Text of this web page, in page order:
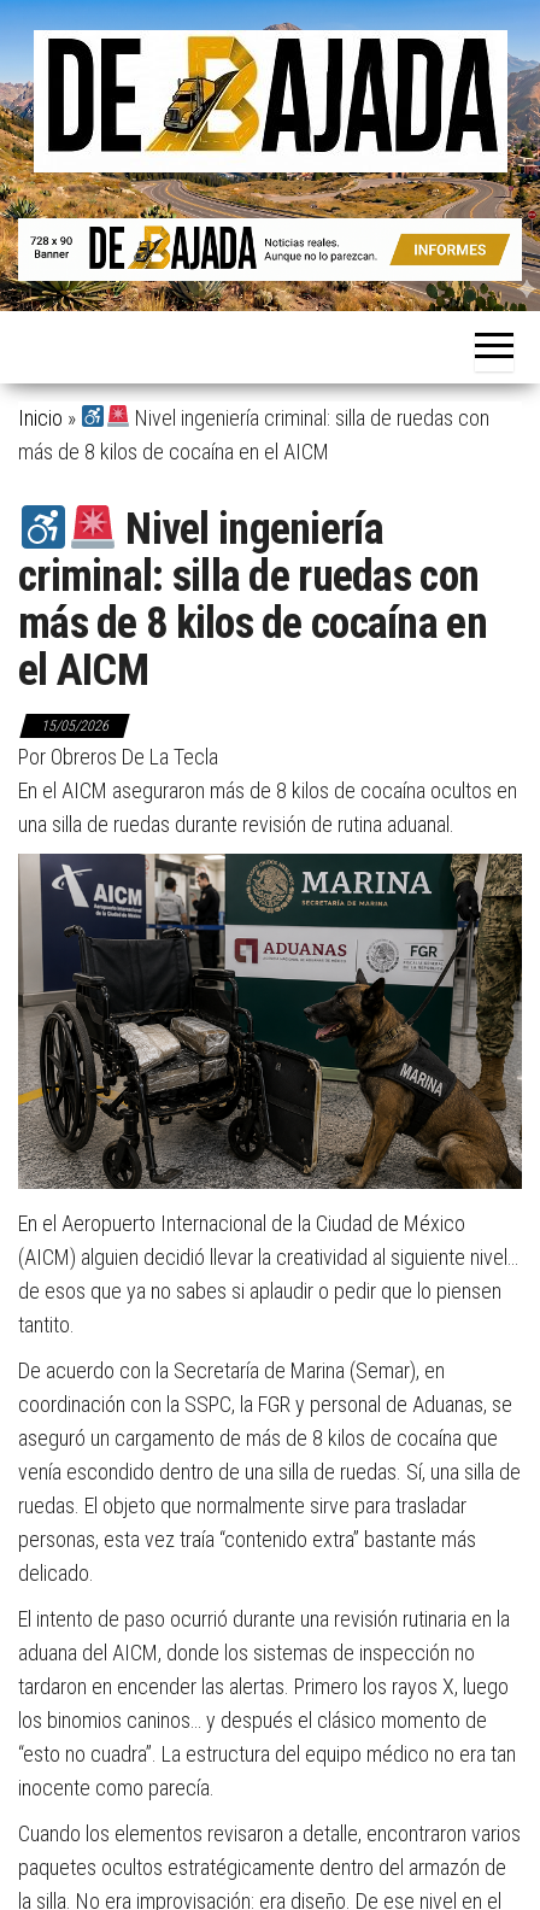
Saltar
contenido
De
Bajada
Noticias
Aunque
parezcan.
Inicio »
Nivel ingeniería criminal: silla de ruedas con
más de 8 kilos de cocaína en el AICM
Nivel ingeniería
criminal: silla de ruedas con
más de 8 kilos de cocaína en
el AICM
15/05/2026
Por Obreros De La Tecla
En el AICM aseguraron más de 8 kilos de cocaína ocultos en
una silla de ruedas durante revisión de rutina aduanal.
En el Aeropuerto Internacional de la Ciudad de México
(AICM) alguien decidió llevar la creatividad al siguiente nivel…
de esos que ya no sabes si aplaudir o pedir que lo piensen
tantito.
De acuerdo con la Secretaría de Marina (Semar), en
coordinación con la SSPC, la FGR y personal de Aduanas, se
aseguró un cargamento de más de 8 kilos de cocaína que
venía escondido dentro de una silla de ruedas. Sí, una silla de
ruedas. El objeto que normalmente sirve para trasladar
personas, esta vez traía “contenido extra” bastante más
delicado.
El intento de paso ocurrió durante una revisión rutinaria en la
aduana del AICM, donde los sistemas de inspección no
tardaron en encender las alertas. Primero los rayos X, luego
los binomios caninos… y después el clásico momento de
“esto no cuadra”. La estructura del equipo médico no era tan
inocente como parecía.
Cuando los elementos revisaron a detalle, encontraron varios
paquetes ocultos estratégicamente dentro del armazón de
la silla. No era improvisación: era diseño. De ese nivel en el